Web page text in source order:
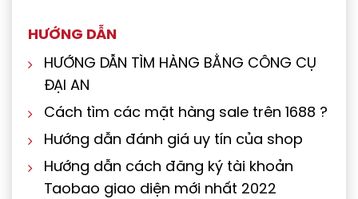
HƯỚNG DẪN
HƯỚNG DẪN TÌM HÀNG BẰNG CÔNG CỤ
ĐẠI AN
Cách tìm các mặt hàng sale trên 1688 ?
Hướng dẫn đánh giá uy tín của shop
Hướng dẫn cách đăng ký tài khoản
Taobao giao diện mới nhất 2022